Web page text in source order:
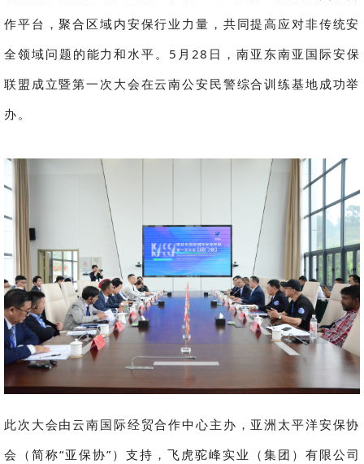
作平台，聚合区域内安保行业力量，共同提高应对非传统安
全领域问题的能力和水平。5月28日，南亚东南亚国际安保
联盟成立暨第一次大会在云南公安民警综合训练基地成功举
办。
此次大会由云南国际经贸合作中心主办，亚洲太平洋安保协
会（简称“亚保协”）支持，飞虎驼峰实业（集团）有限公司